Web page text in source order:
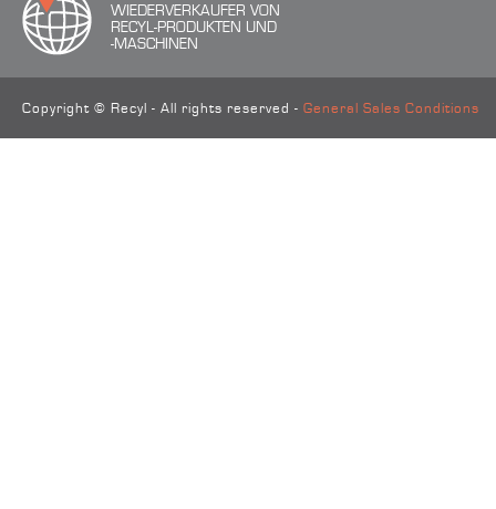
WIEDERVERKAUFER VON
RECYL-PRODUKTEN UND
-MASCHINEN
Copyright © Recyl - All rights reserved - General Sales Conditions